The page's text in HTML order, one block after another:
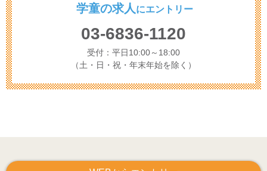
学童の求人 にエントリー
03-6836-1120
受付：平日10:00～18:00
（土・日・祝・年末年始を除く）